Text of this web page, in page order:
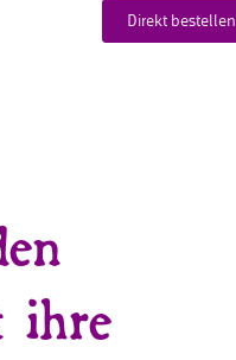
Direkt bestellen
ihre